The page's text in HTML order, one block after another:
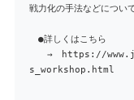
戦力化の手法などについ
●詳しくはこちら
→ https://
s_workshop.html